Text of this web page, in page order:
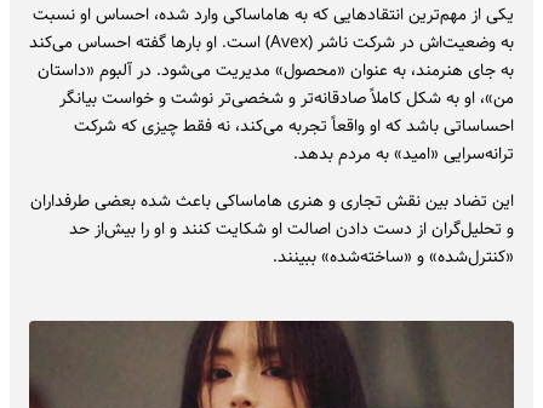
یکی از مهم‌ترین انتقادهایی که به هاماساکی وارد شده، احساس او نسبت
به وضعیت‌اش در شرکت ناشر (Avex) است. او بارها گفته احساس می‌کند
به جای هنرمند، به عنوان «محصول» مدیریت می‌شود. در آلبوم «داستان
من»، او به شکل کاملاً صادقانه‌تر و شخصی‌تر نوشت و خواست بیانگر
احساساتی باشد که او واقعاً تجربه می‌کند، نه فقط چیزی که شرکت
ترانه‌سرایی «امید» به مردم بدهد.
این تضاد بین نقش تجاری و هنری هاماساکی باعث شده بعضی طرفداران
و تحلیل‌گران از دست دادن اصالت او شکایت کنند و او را بیش‌از حد
«کنترل‌شده» و «ساخته‌شده» ببینند.